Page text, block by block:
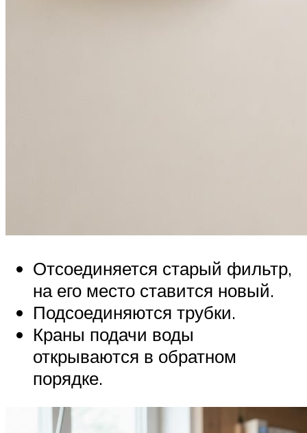
Отсоединяется старый фильтр,
на его место ставится новый.
Подсоединяются трубки.
Краны подачи воды
открываются в обратном
порядке.